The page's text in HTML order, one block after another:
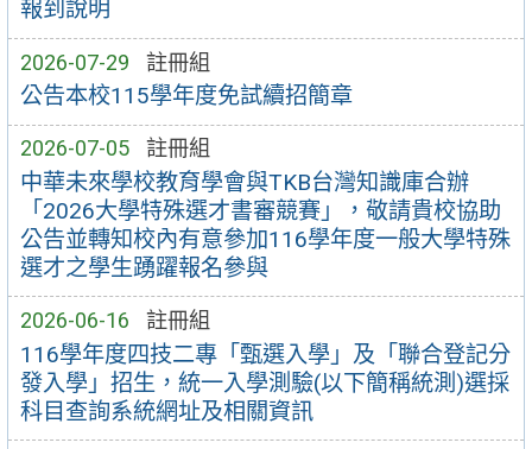
報到說明
2026-07-29 註冊組
公告本校115學年度免試續招簡章
2026-07-05 註冊組
中華未來學校教育學會與TKB台灣知識庫合辦
「2026大學特殊選才書審競賽」，敬請貴校協助
公告並轉知校內有意參加116學年度一般大學特殊
選才之學生踴躍報名參與
2026-06-16 註冊組
116學年度四技二專「甄選入學」及「聯合登記分
發入學」招生，統一入學測驗(以下簡稱統測)選採
科目查詢系統網址及相關資訊